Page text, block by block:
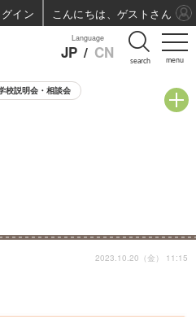
menu
Language
JP / CN search
校説明会・相談会
2023.10.20（金） 11:15
グイン こんにちは、ゲストさん